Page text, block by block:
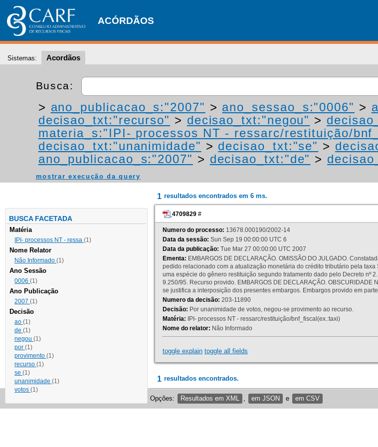
ACÓRDÃOS
Sistemas: Acordãos
Busca:
> ano_publicacao_s:"2007" > ano_sessao_s:"0006" >
decisao_txt:"recurso" > decisao_txt:"negou" >
materia_s:"IPI- processos NT - ressarc/restituição/
decisao_txt:"unanimidade" > decisao_txt:"se" >
ano_publicacao_s:"2007" > decisao_txt:"de" >
mostrar execução da query
BUSCA FACETADA
Matéria
IPI- processos NT - ressa (1)
Nome Relator
Não Informado (1)
Ano Sessão
0006 (1)
Ano Publicação
2007 (1)
Decisão
ao (1)
de (1)
negou (1)
por (1)
provimento (1)
recurso (1)
se (1)
unanimidade (1)
votos (1)
1 resultados encontrados em 6 ms.
4709829 #
Numero do processo: 13678.000190/2002-14
Data da sessão: Sun Sep 19 00:00:00 UTC 6
Data da publicação: Tue Mar 27 00:00:00 UTC 2007
Ementa: EMBARGOS DE DECLARAÇÃO. OMISSÃO DO JULGADO.
pedido relacionado com a atualização monetária do crédito tributário pela
uma espécie do gênero restituição segundo tratamento dado pelo Decreto nº
9.250/95. Recurso provido. EMBARGOS DE DECLARAÇÃO.
se justifica a interposição dos presentes embargos. Embargos provido em
Numero da decisão: 203-11890
Decisão: Por unanimidade de votos, negou-se provimento ao recurso.
Matéria: IPI- processos NT - ressarc/restituição/bnf_fiscal(ex.:taxi)
Nome do relator: Não Informado
toggle explain toggle all fields
1 resultados encontrados.
Opções: Resultados em XML em JSON e em CSV